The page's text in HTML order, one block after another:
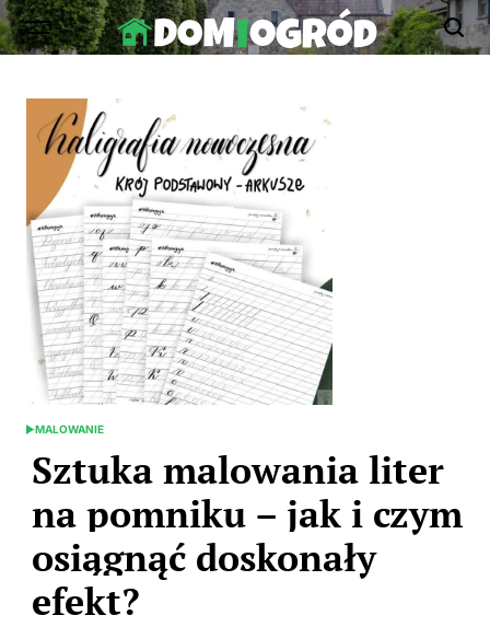
Skip
to
Ogród.edu.pl
POSTED
MALOWANIE
Sztuka malowania liter
na pomniku – jak i czym
osiągnąć doskonały
efekt?